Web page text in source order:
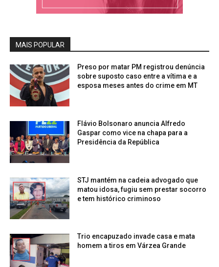
MAIS POPULAR
Preso por matar PM registrou denúncia
sobre suposto caso entre a vítima e a
esposa meses antes do crime em MT
Flávio Bolsonaro anuncia Alfredo
Gaspar como vice na chapa para a
Presidência da República
STJ mantém na cadeia advogado que
matou idosa, fugiu sem prestar socorro
e tem histórico criminoso
Trio encapuzado invade casa e mata
homem a tiros em Várzea Grande